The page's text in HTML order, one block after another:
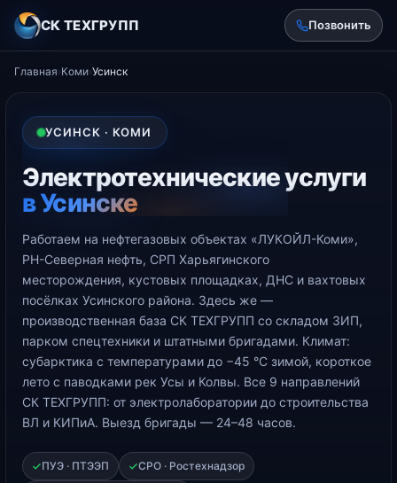
СК ТЕХГРУПП Позвонить
Главная›Коми›Усинск
УСИНСК · КОМИ
Электротехнические услуги
в Усинске
Работаем на нефтегазовых объектах «ЛУКОЙЛ-Коми»,
РН-Северная нефть, СРП Харьягинского
месторождения, кустовых площадках, ДНС и вахтовых
посёлках Усинского района. Здесь же —
производственная база СК ТЕХГРУПП со складом ЗИП,
парком спецтехники и штатными бригадами. Климат:
субарктика с температурами до −45 °С зимой, короткое
лето с паводками рек Усы и Колвы. Все 9 направлений
СК ТЕХГРУПП: от электролаборатории до строительства
ВЛ и КИПиА. Выезд бригады — 24–48 часов.
ПУЭ · ПТЭЭП СРО · Ростехнадзор